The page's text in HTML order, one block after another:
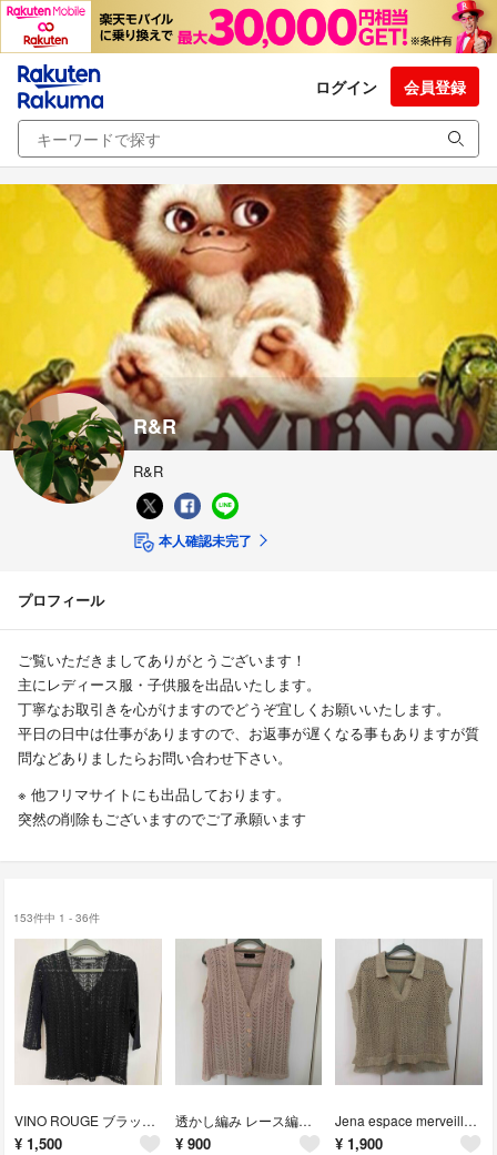
ログイン 会員登録
R&R
R&R
本人確認未完了
プロフィール
ご覧いただきましてありがとうございます！
主にレディース服・子供服を出品いたします。
丁寧なお取引きを心がけますのでどうぞ宜しくお願いいたします。
平日の日中は仕事がありますので、お返事が遅くなる事もありますが質
問などありましたらお問い合わせ下さい。
※ 他フリマサイトにも出品しております。
突然の削除もございますのでご了承願います
153件中 1 - 36件
VINO ROUGE ブラック 透かし編み レース カーディガン 七分袖
¥ 1,500
透かし編み レース編み ベスト ベージュ
¥ 900
Jena espace merveilleux サマーセーター ベスト
¥ 1,900